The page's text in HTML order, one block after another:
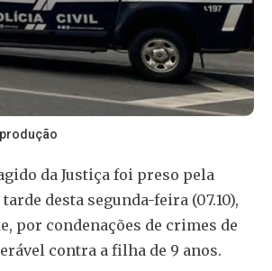
da Justiça foi preso pela
desta segunda-feira (07.10),
por condenações de crimes de
contra a filha de 9 anos.